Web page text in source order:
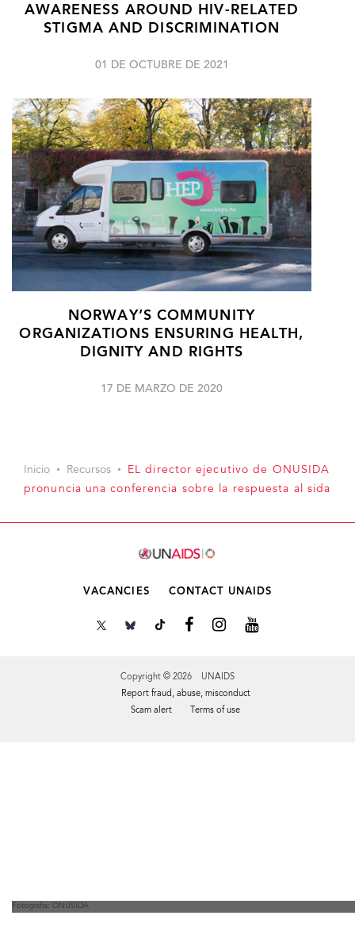
Fotografía: ONUSIDA
AWARENESS AROUND HIV-RELATED
STIGMA AND DISCRIMINATION
01 DE OCTUBRE DE 2021
NORWAY’S COMMUNITY
ORGANIZATIONS ENSURING HEALTH,
DIGNITY AND RIGHTS
17 DE MARZO DE 2020
Inicio Recursos
EL director ejecutivo de ONUSIDA
pronuncia una conferencia sobre la respuesta al sida
VACANCIES CONTACT UNAIDS
Copyright © 2026 UNAIDS
Report fraud, abuse, misconduct
Scam alert
Terms of use